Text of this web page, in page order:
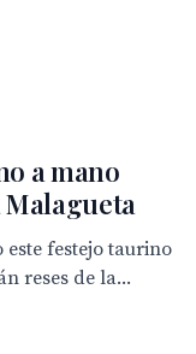
a mano
Malagueta
festejo taurino
reses de la...